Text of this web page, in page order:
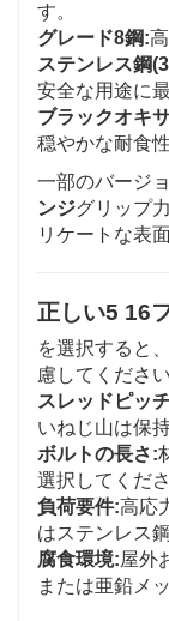
す。
グレード8鋼:
ステンレス鋼
安全な用途に
ブラックオキ
穏やかな耐食性
一部のバージ
ンジグリップ
リケートな表面
正しい5 16
を選択すると、
慮してください
スレッドピッ
いねじ山は保
ボルトの長さ:
選択してくださ
負荷要件:高応
はステンレス
腐食環境:屋外
または亜鉛メ